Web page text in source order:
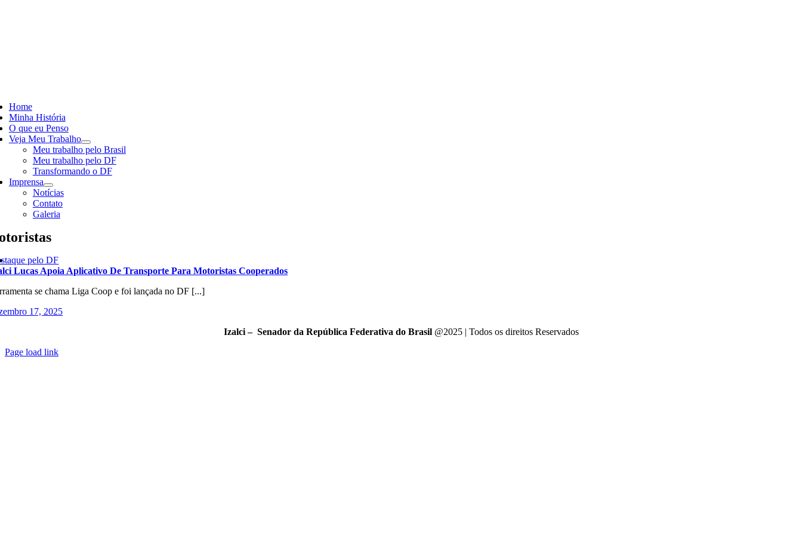
Home
Minha História
O que eu Penso
Veja Meu Trabalho
Meu trabalho pelo Brasil
Meu trabalho pelo DF
Transformando o DF
Imprensa
Notícias
Contato
Galeria
pelo DF
Lucas Apoia Aplicativo De Transporte Para Motoristas Cooperados
se chama Liga Coop e foi lançada no DF [...]
17, 2025
Izalci – Senador da República Federativa do Brasil@2025 | Todos os direitos Reservados
Page load link